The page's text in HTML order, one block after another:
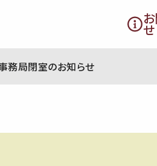
せ
務局閉室のお知らせ